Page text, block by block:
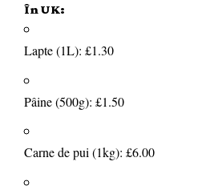
În UK:
Lapte (1L): £1.30
Pâine (500g): £1.50
Carne de pui (1kg): £6.00